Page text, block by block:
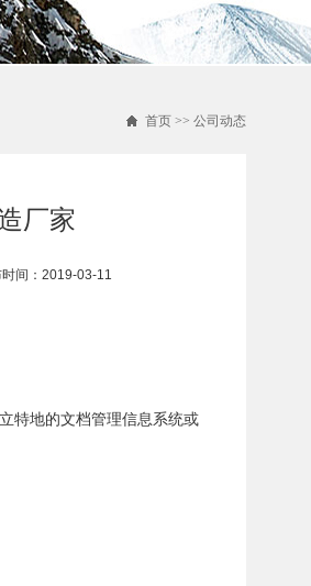
首页 >> 公司动态
厂家
间：2019-03-11
特地的文档管理信息系统或